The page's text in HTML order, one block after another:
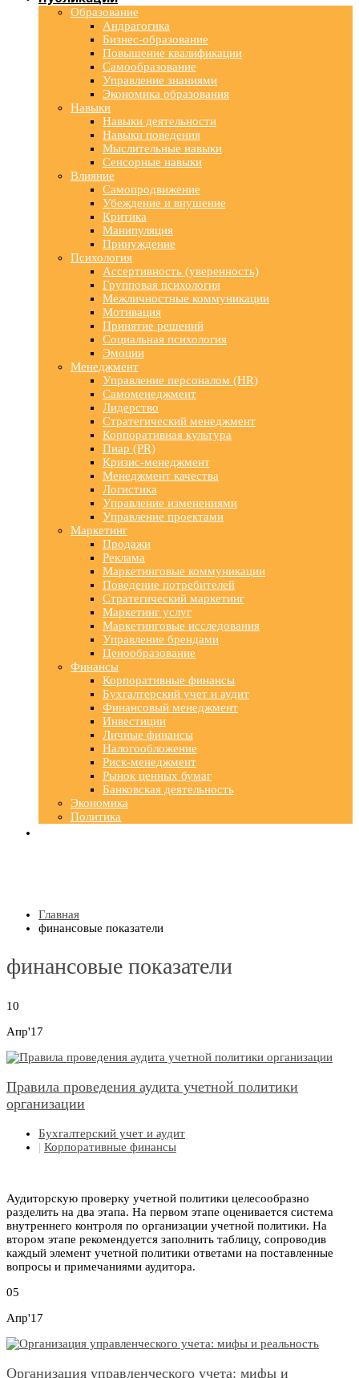
Образование
Андрагогика
Бизнес-образование
Повышение квалификации
Самообразование
Управление знаниями
Экономика образования
Навыки
Навыки деятельности
Навыки поведения
Мыслительные навыки
Сенсорные навыки
Влияние
Самопродвижение
Убеждение и внушение
Критика
Манипуляция
Принуждение
Психология
Ассертивность (уверенность)
Групповая психология
Межличностные коммуникации
Мотивация
Принятие решений
Социальная психология
Эмоции
Менеджмент
Управление персоналом (HR)
Самоменеджмент
Лидерство
Стратегический менеджмент
Корпоративная культура
Пиар (PR)
Кризис-менеджмент
Менеджмент качества
Логистика
Управление изменениями
Управление проектами
Маркетинг
Продажи
Реклама
Маркетинговые коммуникации
Поведение потребителей
Стратегический маркетинг
Маркетинг услуг
Маркетинговые исследования
Управление брендами
Ценообразование
Финансы
Корпоративные финансы
Бухгалтерский учет и аудит
Финансовый менеджмент
Инвестиции
Личные финансы
Налогообложение
Риск-менеджмент
Рынок ценных бумаг
Банковская деятельность
Экономика
Политика
Главная
финансовые показатели
финансовые показатели
10
Апр'17
Правила проведения аудита учетной политики
организации
Бухгалтерский учет и аудит
| Корпоративные финансы
Аудиторскую проверку учетной политики целесообразно
разделить на два этапа. На первом этапе оценивается система
внутреннего контроля по организации учетной политики. На
втором этапе рекомендуется заполнить таблицу, сопроводив
каждый элемент учетной политики ответами на поставленные
вопросы и примечаниями аудитора.
05
Апр'17
Организация управленческого учета: мифы и